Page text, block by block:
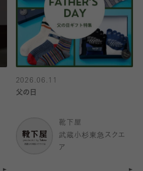
2026.06.11
父の日
靴下屋
武蔵小杉東急スクエ
ア